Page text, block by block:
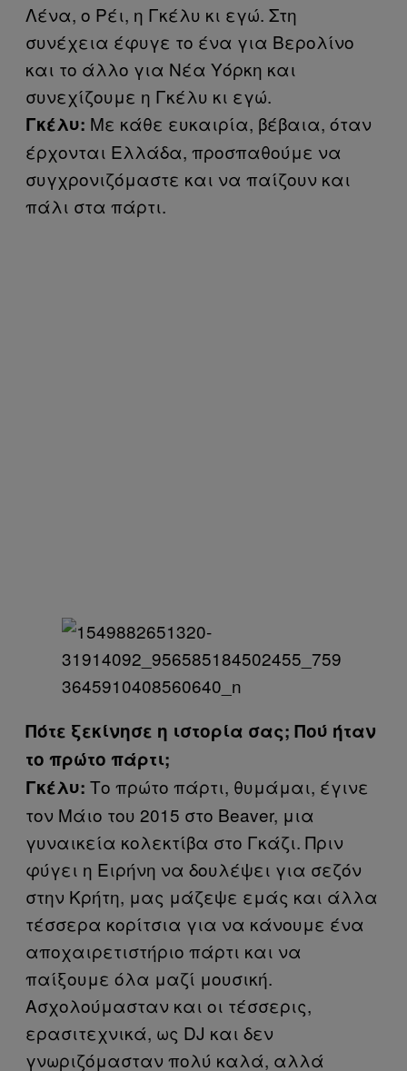
Λένα, ο Ρέι, η Γκέλυ κι εγώ. Στη
συνέχεια έφυγε το ένα για Βερολίνο
και το άλλο για Νέα Υόρκη και
συνεχίζουμε η Γκέλυ κι εγώ.
Γκέλυ: Με κάθε ευκαιρία, βέβαια, όταν
έρχονται Ελλάδα, προσπαθούμε να
συγχρονιζόμαστε και να παίζουν και
πάλι στα πάρτι.
Πότε ξεκίνησε η ιστορία σας; Πού ήταν
το πρώτο πάρτι;
Γκέλυ: Το πρώτο πάρτι, θυμάμαι, έγινε
τον Μάιο του 2015 στο Beaver, μια
γυναικεία κολεκτίβα στο Γκάζι. Πριν
φύγει η Ειρήνη να δουλέψει για σεζόν
στην Κρήτη, μας μάζεψε εμάς και άλλα
τέσσερα κορίτσια για να κάνουμε ένα
αποχαιρετιστήριο πάρτι και να
παίξουμε όλα μαζί μουσική.
Ασχολούμασταν και οι τέσσερις,
ερασιτεχνικά, ως DJ και δεν
γνωριζόμασταν πολύ καλά, αλλά